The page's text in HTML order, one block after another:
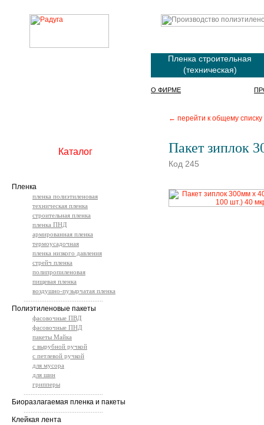
Пленка строительная
(техническая)
О ФИРМЕ
← перейти к общему списку
Пакет зиплок
Код 245
Каталог
Пленка
пленка полиэтиленовая
техническая пленка
строительная пленка
пленка ПНД
армированная пленка
термоусадочная
пленка низкого давления
стрейч пленка
полипропиленовая
пищевая пленка
воздушно-пузырчатая пленка
Полиэтиленовые пакеты
фасовочные ПВД
фасовочные ПНД
пакеты Майка
с вырубной ручкой
с петлевой ручкой
для мусора
для шин
грипперы
Биоразлагаемая пленка и пакеты
Клейкая лента